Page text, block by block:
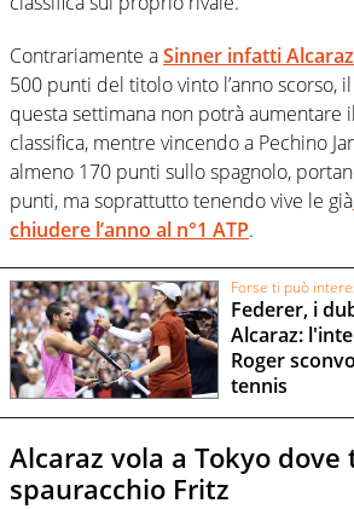
Contrariamente aSinner infattiAlcaraz
500 punti del titolo vinto l’anno scorso,
questa settimana non potrà
classifica, mentre vincendo a Pechino
almeno 170 punti sullo spagnolo,
punti, ma soprattutto tenendo vive le già
chiudere l’anno al n°1 ATP.
Forse ti può
Federer, i
Alcaraz:
Roger
tennis
Alcaraz vola a Tokyo dove
spauracchio Fritz